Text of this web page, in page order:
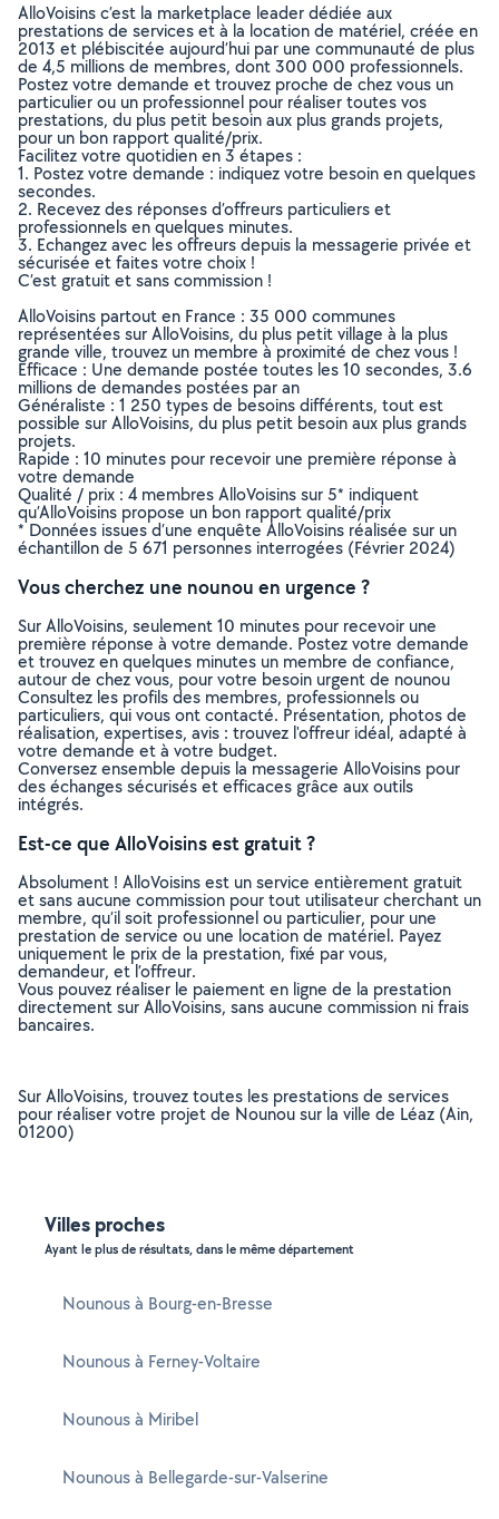
AlloVoisins c’est la marketplace leader dédiée aux
prestations de services et à la location de matériel, créée en
2013 et plébiscitée aujourd’hui par une communauté de plus
de 4,5 millions de membres, dont 300 000 professionnels.
Postez votre demande et trouvez proche de chez vous un
particulier ou un professionnel pour réaliser toutes vos
prestations, du plus petit besoin aux plus grands projets,
pour un bon rapport qualité/prix.
Facilitez votre quotidien en 3 étapes :
1. Postez votre demande : indiquez votre besoin en quelques
secondes.
2. Recevez des réponses d’offreurs particuliers et
professionnels en quelques minutes.
3. Echangez avec les offreurs depuis la messagerie privée et
sécurisée et faites votre choix !
C’est gratuit et sans commission !
AlloVoisins partout en France : 35 000 communes
représentées sur AlloVoisins, du plus petit village à la plus
grande ville, trouvez un membre à proximité de chez vous !
Efficace : Une demande postée toutes les 10 secondes, 3.6
millions de demandes postées par an
Généraliste : 1 250 types de besoins différents, tout est
possible sur AlloVoisins, du plus petit besoin aux plus grands
projets.
Rapide : 10 minutes pour recevoir une première réponse à
votre demande
Qualité / prix : 4 membres AlloVoisins sur 5* indiquent
qu’AlloVoisins propose un bon rapport qualité/prix
* Données issues d’une enquête AlloVoisins réalisée sur un
échantillon de 5 671 personnes interrogées (Février 2024)
Vous cherchez une nounou en urgence ?
Sur AlloVoisins, seulement 10 minutes pour recevoir une
première réponse à votre demande. Postez votre demande
et trouvez en quelques minutes un membre de confiance,
autour de chez vous, pour votre besoin urgent de nounou
Consultez les profils des membres, professionnels ou
particuliers, qui vous ont contacté. Présentation, photos de
réalisation, expertises, avis : trouvez l'offreur idéal, adapté à
votre demande et à votre budget.
Conversez ensemble depuis la messagerie AlloVoisins pour
des échanges sécurisés et efficaces grâce aux outils
intégrés.
Est-ce que AlloVoisins est gratuit ?
Absolument ! AlloVoisins est un service entièrement gratuit
et sans aucune commission pour tout utilisateur cherchant un
membre, qu’il soit professionnel ou particulier, pour une
prestation de service ou une location de matériel. Payez
uniquement le prix de la prestation, fixé par vous,
demandeur, et l’offreur.
Vous pouvez réaliser le paiement en ligne de la prestation
directement sur AlloVoisins, sans aucune commission ni frais
bancaires.
Sur AlloVoisins, trouvez toutes les prestations de services
pour réaliser votre projet de Nounou sur la ville de Léaz (Ain,
01200)
Villes proches
Ayant le plus de résultats, dans le même département
Nounous à Bourg-en-Bresse
Nounous à Ferney-Voltaire
Nounous à Miribel
Nounous à Bellegarde-sur-Valserine